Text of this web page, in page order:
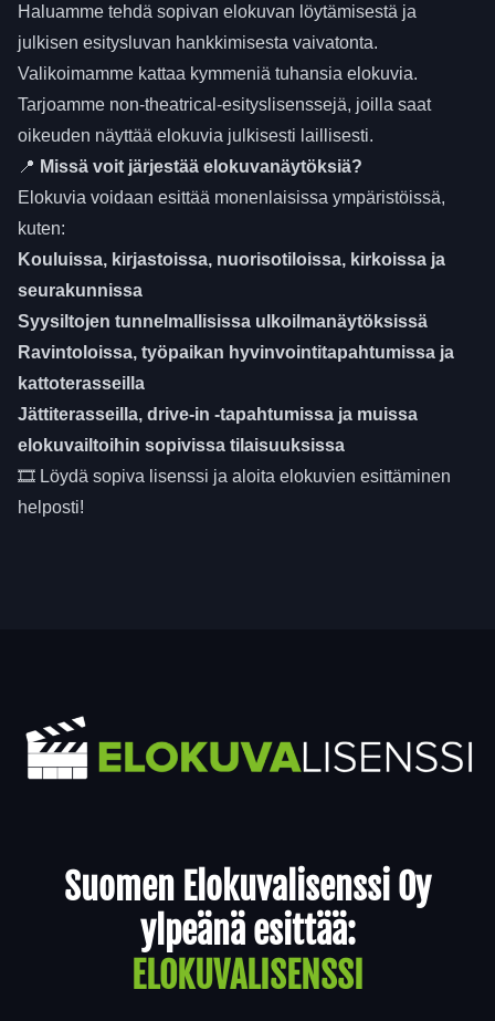
Haluamme tehdä sopivan elokuvan löytämisestä ja
julkisen esitysluvan hankkimisesta vaivatonta.
Valikoimamme kattaa kymmeniä tuhansia elokuvia.
Tarjoamme non-theatrical-esityslisenssejä, joilla saat
oikeuden näyttää elokuvia julkisesti laillisesti.
📍 Missä voit järjestää elokuvanäytöksiä?
Elokuvia voidaan esittää monenlaisissa ympäristöissä,
kuten:
Kouluissa, kirjastoissa, nuorisotiloissa, kirkoissa ja
seurakunnissa
Syysiltojen tunnelmallisissa ulkoilmanäytöksissä
Ravintoloissa, työpaikan hyvinvointitapahtumissa ja
kattoterasseilla
Jättiterasseilla, drive-in -tapahtumissa ja muissa
elokuvailtoihin sopivissa tilaisuuksissa
🎞 Löydä sopiva lisenssi ja aloita elokuvien esittäminen
helposti!
Suomen Elokuvalisenssi Oy
ylpeänä esittää:
ELOKUVALISENSSI